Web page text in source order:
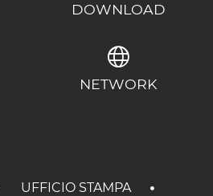
DOWNLOAD
NETWORK
UFFICIO STAMPA